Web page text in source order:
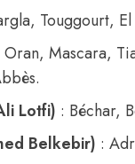
Touggourt,
Oran, Mascara,
Lotfi) : Béchar,
Belkebir) :